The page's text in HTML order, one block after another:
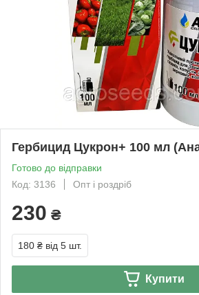
Гербицид Цукрон+ 100 мл
Готово до відправки
Код: 3136
Опт і роздріб
230 ₴
180 ₴ від 5 шт.
Купити